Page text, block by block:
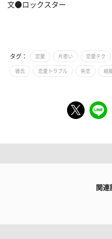
文●ロックスター
タグ： 恋愛 片思い 恋愛テク
彼氏 恋愛トラブル 失恋 結
関連